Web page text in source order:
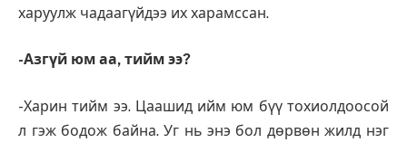
харуулж чадаагүйдээ их харамссан.
-Азгүй юм аа, тийм ээ?
-Харин тийм ээ. Цаашид ийм юм бүү тохиолдоосой
л гэж бодож байна. Уг нь энэ бол дөрвөн жилд нэг